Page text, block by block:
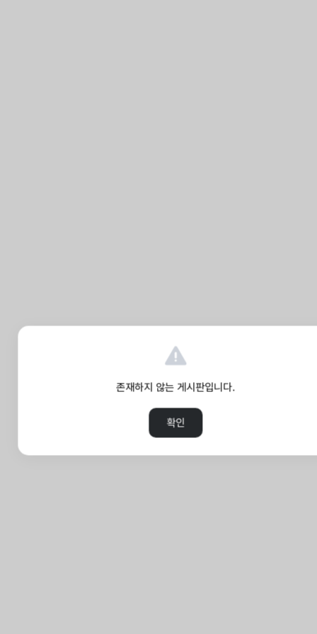
존재하지 않는 게시판입니다.
확인